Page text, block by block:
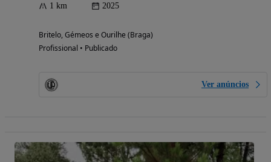
1 km 2025
Britelo, Gémeos e Ourilhe (Braga)
Profissional • Publicado
Ver anúncios